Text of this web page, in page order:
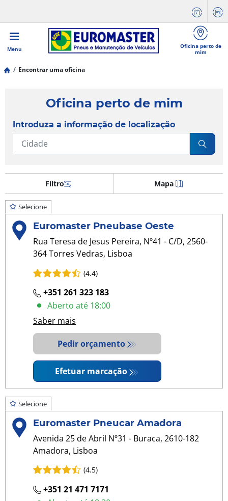
Menu
Oficina perto de
mim
Encontrar uma oficina
Oficina perto de mim
Introduza a informação de localização
Filtro Mapa
Selecione
Euromaster Pneubase Oeste
Rua Teresa de Jesus Pereira, Nº41 - C/D, 2560-
364 Torres Vedras, Lisboa
(4.4)
+351 261 323 183
Aberto até 18:00
Saber mais
Pedir orçamento
Efetuar marcação
Selecione
Euromaster Pneucar Amadora
Avenida 25 de Abril Nº31 - Buraca, 2610-182
Amadora, Lisboa
(4.5)
+351 21 471 7171